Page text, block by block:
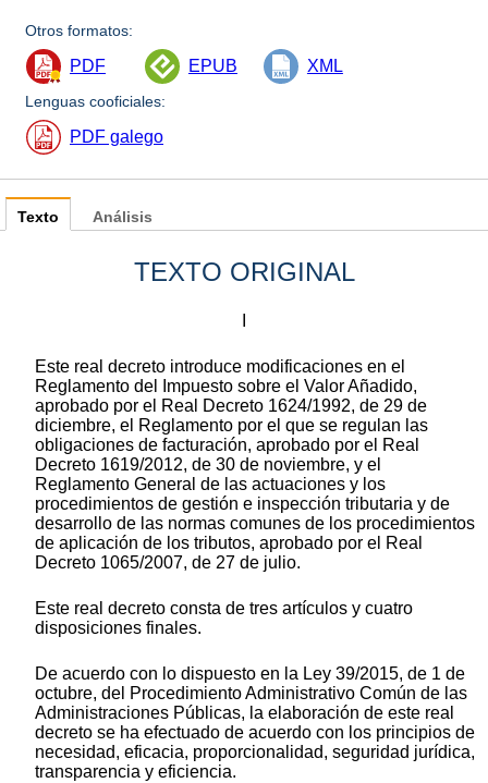
Otros formatos:
PDF EPUB XML
Lenguas cooficiales:
PDF galego
Texto
TEXTO ORIGINAL
Este real decreto introduce modificaciones en el
Reglamento del Impuesto sobre el Valor Añadido,
aprobado por el Real Decreto 1624/1992, de 29 de
diciembre, el Reglamento por el que se regulan las
obligaciones de facturación, aprobado por el Real
Decreto 1619/2012, de 30 de noviembre, y el
Reglamento General de las actuaciones y los
procedimientos de gestión e inspección tributaria y de
desarrollo de las normas comunes de los procedimientos
de aplicación de los tributos, aprobado por el Real
Decreto 1065/2007, de 27 de julio.
Este real decreto consta de tres artículos y cuatro
disposiciones finales.
De acuerdo con lo dispuesto en la Ley 39/2015, de 1 de
octubre, del Procedimiento Administrativo Común de las
Administraciones Públicas, la elaboración de este real
decreto se ha efectuado de acuerdo con los principios de
necesidad, eficacia, proporcionalidad, seguridad jurídica,
transparencia y eficiencia.
Análisis